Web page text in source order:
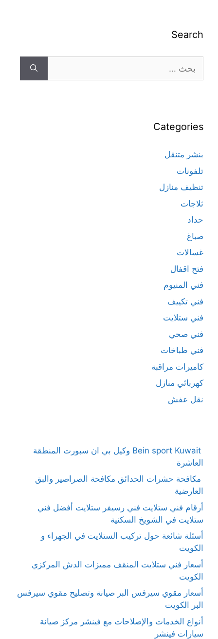
Search
Categories
بنشر متنقل
تلفونات
تنظيف منازل
ثلاجات
حداد
صباغ
غسالات
فتح اقفال
فني المنيوم
فني تكييف
فني ستلايت
فني صحي
فني طباخات
كاميرات مراقبة
كهربائي منازل
نقل عفش
Bein sport Kuwait وكيل بي ان سبورت المنطقة
العاشرة
مكافحة حشرات الحدائق مكافحة الصراصير والبق
العارضية
أرقام فني ستلايت فني رسيفر ستلايت أفضل فني
ستلايت في الشويخ السكنية
أسئلة شائعة حول تركيب الستلايت في الجهراء و
الكويت
أسعار فني ستلايت المنقف مميزات الدش المركزي
الكويت
أسعار مقوي سيرفس البر صيانة وتصليح مقوي سيرفس
البر الكويت
أنواع الخدمات والإصلاحات مع فينشر مركز صيانة
سيارات فينشر